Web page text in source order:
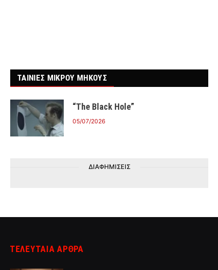
ΤΑΙΝΙΕΣ ΜΙΚΡΟΥ ΜΗΚΟΥΣ
“The Black Hole”
05/07/2026
ΔΙΑΦΗΜΙΣΕΙΣ
ΤΕΛΕΥΤΑΙΑ ΑΡΘΡΑ